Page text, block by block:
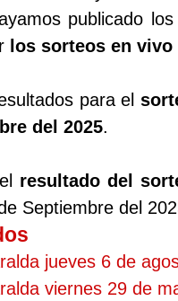
publicado
los sorteos en vivo
para el
del 2025.
resultado del
Septiembre del
jueves 6 de
viernes 29 de